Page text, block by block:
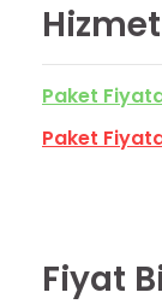
Paket
Paket
Fiyat